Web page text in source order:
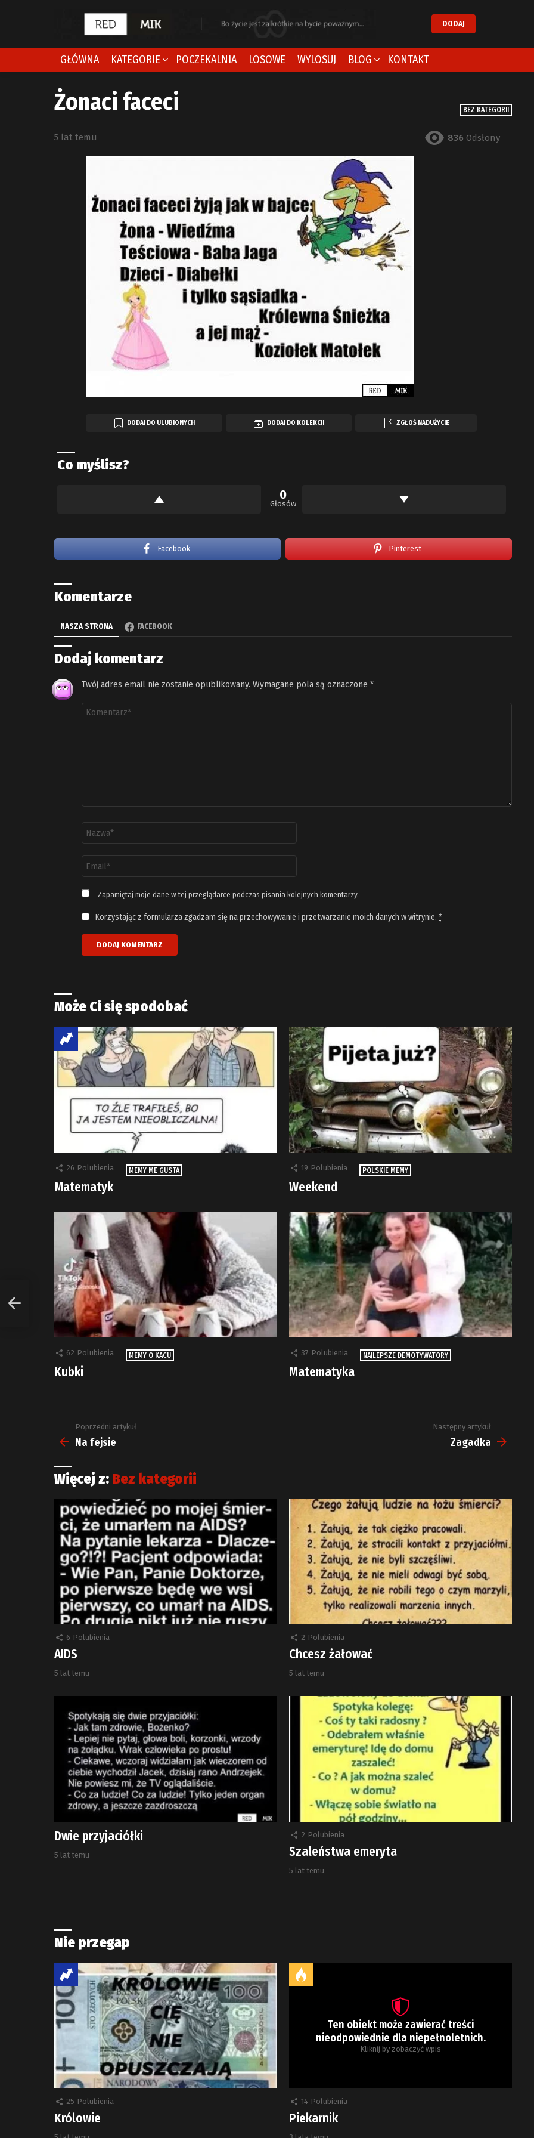
DODAJ
GŁÓWNA KATEGORIE POCZEKALNIA LOSOWE WYLOSUJ BLOG KONTAKT
BEZ KATEGORII
Żonaci faceci
5 lat temu 836 Odsłony
DODAJ DO ULUBIONYCH DODAJ DO KOLEKCJI ZGŁOŚ NADUŻYCIE
Co myślisz?
0
Głosów
Facebook Pinterest
Komentarze
NASZA STRONA FACEBOOK
Dodaj komentarz
Twój adres email nie zostanie opublikowany. Wymagane pola są oznaczone *
Komentarz
email
*
Zapamiętaj moje dane w tej przeglądarce podczas pisania kolejnych komentarzy.
Korzystając z formularza zgadzam się na przechowywanie i przetwarzanie moich danych w witrynie. *
Może Ci się spodobać
26 Polubienia MEMY ME GUSTA
Matematyk
19 Polubienia POLSKIE MEMY
Weekend
62 Polubienia MEMY O KACU
Kubki
37 Polubienia NAJLEPSZE DEMOTYWATORY
Matematyka
Zobacz
więcej
Poprzedni artykuł
Na fejsie
Następny artykuł
Zagadka
Więcej z: Bez kategorii
6 Polubienia
AIDS
5 lat temu
2 Polubienia
Chcesz żałować
5 lat temu
Dwie przyjaciółki
5 lat temu
2 Polubienia
Szaleństwa emeryta
5 lat temu
Nie przegap
25 Polubienia
Królowie
Ten obiekt może zawierać treści
nieodpowiednie dla niepełnoletnich.
Kliknij by zobaczyć wpis
14 Polubienia
Piekarnik